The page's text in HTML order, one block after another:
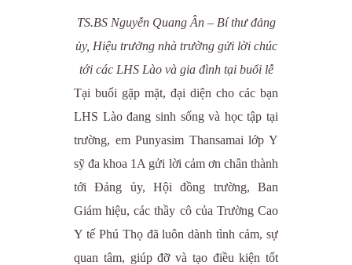
TS.BS Nguyễn Quang Ân – Bí thư đảng
ủy, Hiệu trưởng nhà trường gửi lời chúc
tới các LHS Lào và gia đình tại buổi lễ
Tại buổi gặp mặt, đại diện cho các bạn
LHS Lào đang sinh sống và học tập tại
trường, em Punyasim Thansamai lớp Y
sỹ đa khoa 1A gửi lời cảm ơn chân thành
tới Đảng ủy, Hội đồng trường, Ban
Giám hiệu, các thầy cô của Trường Cao
Y tế Phú Thọ đã luôn dành tình cảm, sự
quan tâm, giúp đỡ và tạo điều kiện tốt